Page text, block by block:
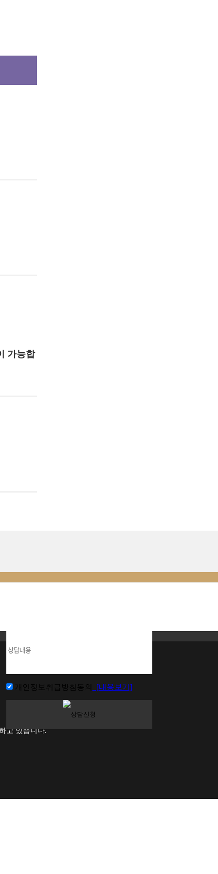
가능합
개인정보취급방침동의 [내용보기]
고 있습니다.